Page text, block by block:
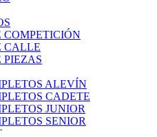
COMPETICIÓN
CALLE
PIEZAS
ALEVÍN
CADETE
JUNIOR
SENIOR